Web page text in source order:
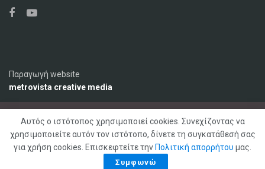
Παραγωγή website
metrovista creative media
Ο Σταθμός Διαφήμιση
Επικοινωνία
Πολιτική Απορρήτου
© 2020 ΣΚΑΪ ΚΡΗΤΗΣ 92,1 FM, Με επιφύλαξη παντός δικαιώματος
Αυτός ο ιστότοπος χρησιμοποιεί cookies. Συνεχίζοντας να
χρησιμοποιείτε αυτόν τον ιστότοπο, δίνετε τη συγκατάθεσή σας
για χρήση cookies. Επισκεφτείτε την Πολιτική απορρήτου μας.
Συμφωνώ